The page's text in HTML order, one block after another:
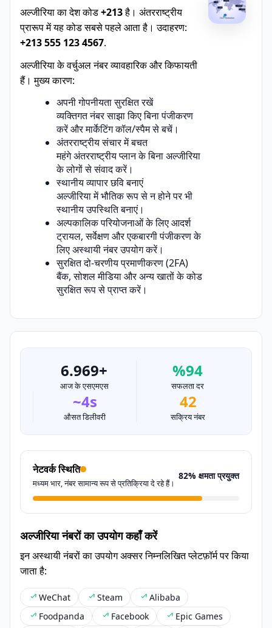
अल्जीरिया का देश कोड+213है। अंतरराष्ट्रीय
प्रारूप में यह कोड सबसे पहले आता है। उदाहरण:
+213 555 123 4567.
अल्जीरिया के वर्चुअल नंबर व्यावहारिक और किफायती
हैं। मुख्य कारण:
अपनी गोपनीयता सुरक्षित रखें
व्यक्तिगत नंबर साझा किए बिना पंजीकरण
करें और मार्केटिंग कॉल/स्पैम से बचें।
अंतरराष्ट्रीय संचार में बचत
महंगे अंतरराष्ट्रीय प्लान के बिना अल्जीरिया
के लोगों से संवाद करें।
स्थानीय व्यापार छवि बनाएं
अल्जीरिया में भौतिक रूप से न होने पर भी
स्थानीय उपस्थिति बनाएं।
अल्पकालिक परियोजनाओं के लिए आदर्श
ट्रायल, सर्वेक्षण और एकबारगी पंजीकरण के
लिए अस्थायी नंबर उपयोग करें।
सुरक्षित दो-चरणीय प्रमाणीकरण (2FA)
बैंक, सोशल मीडिया और अन्य खातों के कोड
सुरक्षित रूप से प्राप्त करें।
6.969+
आज के एसएमएस
%94
सफलता दर
~4s
औसत डिलीवरी
42
सक्रिय नंबर
नेटवर्क स्थिति
मध्यम भार, नंबर सामान्य रूप से प्रतिक्रिया दे रहे हैं।
82% क्षमता प्रयुक्त
अल्जीरिया नंबरों का उपयोग कहाँ करें
इन अस्थायी नंबरों का उपयोग अक्सर निम्नलिखित प्लेटफ़ॉर्म पर किया
जाता है:
WeChat Steam
Alibaba
Foodpanda
Facebook
Epic Games